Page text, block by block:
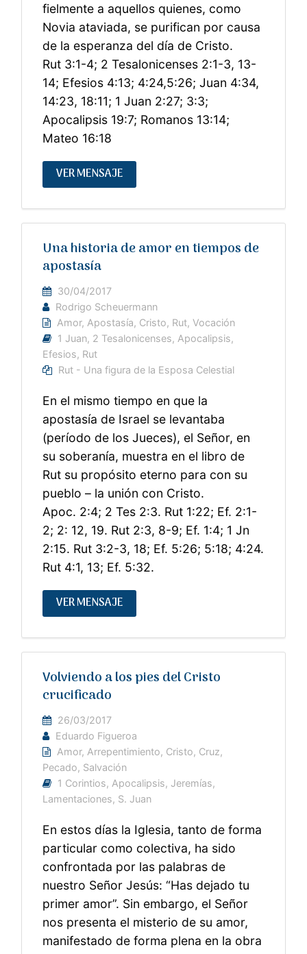
fielmente a aquellos quienes, como
Novia ataviada, se purifican por causa
de la esperanza del día de Cristo.
Rut 3:1-4; 2 Tesalonicenses 2:1-3, 13-
14; Efesios 4:13; 4:24,5:26; Juan 4:34,
14:23, 18:11; 1 Juan 2:27; 3:3;
Apocalipsis 19:7; Romanos 13:14;
Mateo 16:18
VER MENSAJE
Una historia de amor en tiempos de
apostasía
30/04/2017
Rodrigo Scheuermann
Amor, Apostasía, Cristo, Rut,Vocación
1 Juan, 2 Tesalonicenses, Apocalipsis,
Efesios, Rut
Rut - Una figura de la Esposa Celestial
En el mismo tiempo en que la
apostasía de Israel se levantaba
(período de los Jueces), el Señor, en
su soberanía, muestra en el libro de
Rut su propósito eterno para con su
pueblo – la unión con Cristo.
Apoc. 2:4; 2 Tes 2:3. Rut 1:22; Ef. 2:1-
2; 2: 12, 19. Rut 2:3, 8-9; Ef. 1:4; 1 Jn
2:15. Rut 3:2-3, 18; Ef. 5:26; 5:18; 4:24.
Rut 4:1, 13; Ef. 5:32.
VER MENSAJE
Volviendo a los pies del Cristo
crucificado
26/03/2017
Eduardo Figueroa
Amor, Arrepentimiento, Cristo, Cruz,
Pecado, Salvación
1 Corintios, Apocalipsis, Jeremías,
Lamentaciones, S. Juan
En estos días la Iglesia, tanto de forma
particular como colectiva, ha sido
confrontada por las palabras de
nuestro Señor Jesús: “Has dejado tu
primer amor”. Sin embargo, el Señor
nos presenta el misterio de su amor,
manifestado de forma plena en la obra